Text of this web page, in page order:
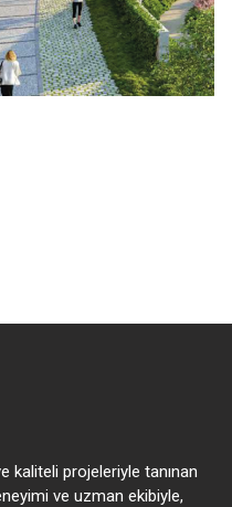
kaliteli projeleriyle tanınan
ve uzman ekibiyle,